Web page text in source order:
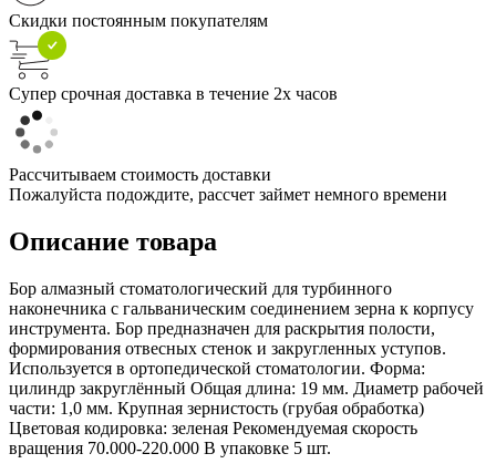
Скидки постоянным покупателям
Супер срочная доставка в течение 2х часов
Рассчитываем стоимость доставки
Пожалуйста подождите, рассчет займет немного времени
Описание товара
Бор алмазный стоматологический для турбинного
наконечника с гальваническим соединением зерна к корпусу
инструмента. Бор предназначен для раскрытия полости,
формирования отвесных стенок и закругленных уступов.
Используется в ортопедической стоматологии. Форма:
цилиндр закруглённый Общая длина: 19 мм. Диаметр рабочей
части: 1,0 мм. Крупная зернистость (грубая обработка)
Цветовая кодировка: зеленая Рекомендуемая скорость
вращения 70.000-220.000 В упаковке 5 шт.